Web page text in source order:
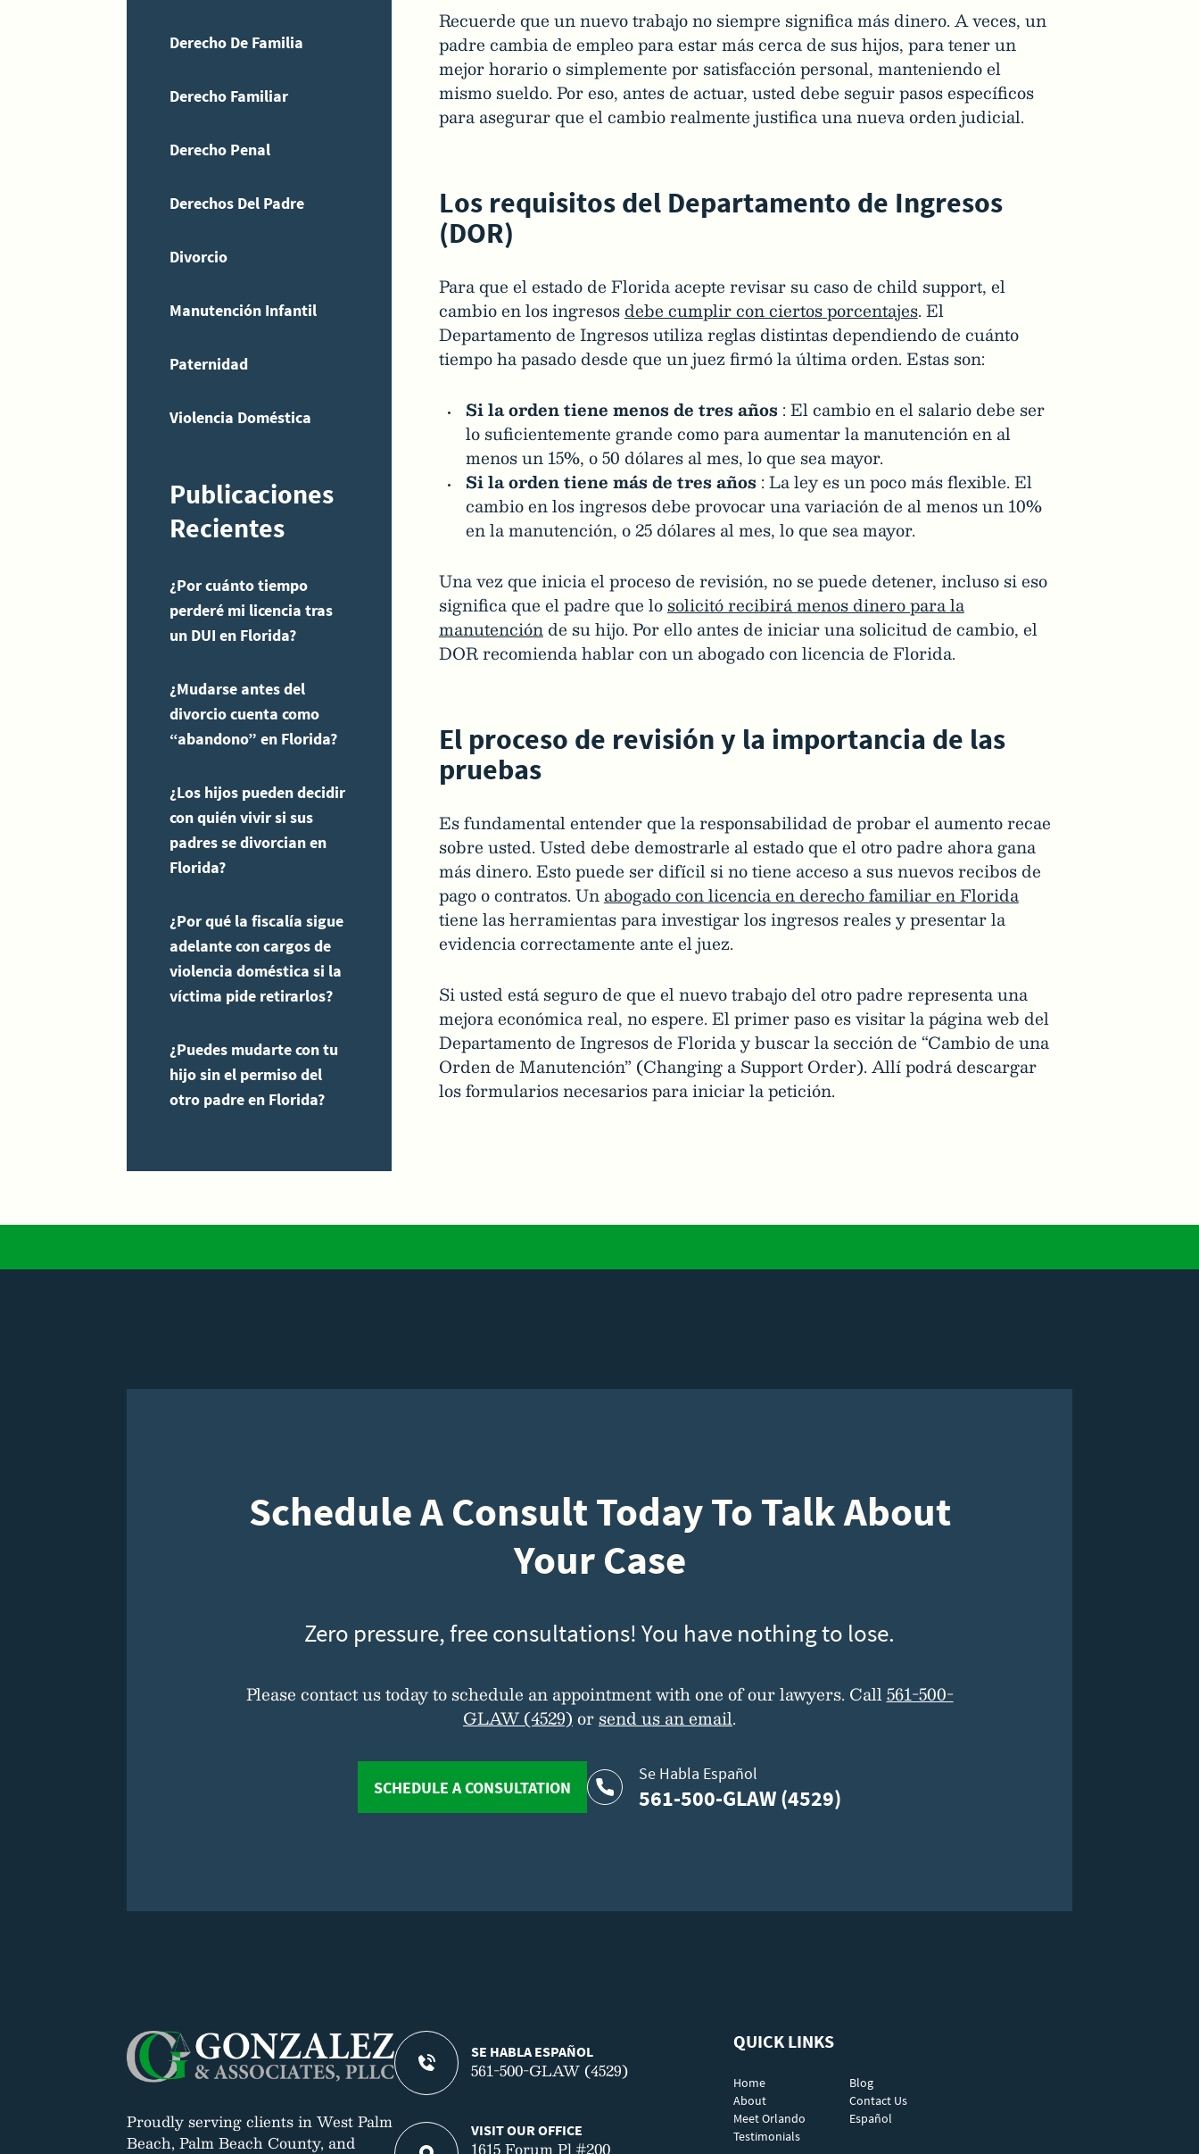
Derecho De Familia
Derecho Familiar
Derecho Penal
Derechos Del Padre
Divorcio
Manutención Infantil
Paternidad
Violencia Doméstica
Publicaciones
Recientes
¿Por cuánto tiempo
perderé mi licencia tras
un DUI en Florida?
¿Mudarse antes del
divorcio cuenta como
“abandono” en Florida?
¿Los hijos pueden decidir
con quién vivir si sus
padres se divorcian en
Florida?
¿Por qué la fiscalía sigue
adelante con cargos de
violencia doméstica si la
víctima pide retirarlos?
¿Puedes mudarte con tu
hijo sin el permiso del
otro padre en Florida?
Recuerde que un nuevo trabajo no siempre significa más dinero. A veces, un
padre cambia de empleo para estar más cerca de sus hijos, para tener un
mejor horario o simplemente por satisfacción personal, manteniendo el
mismo sueldo. Por eso, antes de actuar, usted debe seguir pasos específicos
para asegurar que el cambio realmente justifica una nueva orden judicial.
Los requisitos del Departamento de Ingresos
(DOR)
Para que el estado de Florida acepte revisar su caso de child support, el
cambio en los ingresosdebe cumplir con ciertos porcentajes. El
Departamento de Ingresos utiliza reglas distintas dependiendo de cuánto
tiempo ha pasado desde que un juez firmó la última orden. Estas son:
Si la orden tiene menos de tres años : El cambio en el salario debe ser
lo suficientemente grande como para aumentar la manutención en al
menos un 15%, o 50 dólares al mes, lo que sea mayor.
Si la orden tiene más de tres años : La ley es un poco más flexible. El
cambio en los ingresos debe provocar una variación de al menos un 10%
en la manutención, o 25 dólares al mes, lo que sea mayor.
Una vez que inicia el proceso de revisión, no se puede detener, incluso si eso
significa que el padre que losolicitó recibirá menos dinero para la
manutenciónde su hijo. Por ello antes de iniciar una solicitud de cambio, el
DOR recomienda hablar con un abogado con licencia de Florida.
El proceso de revisión y la importancia de las
pruebas
Es fundamental entender que la responsabilidad de probar el aumento recae
sobre usted. Usted debe demostrarle al estado que el otro padre ahora gana
más dinero. Esto puede ser difícil si no tiene acceso a sus nuevos recibos de
pago o contratos. Unabogado con licencia en derecho familiar en Florida
tiene las herramientas para investigar los ingresos reales y presentar la
evidencia correctamente ante el juez.
Si usted está seguro de que el nuevo trabajo del otro padre representa una
mejora económica real, no espere. El primer paso es visitar la página web del
Departamento de Ingresos de Florida y buscar la sección de “Cambio de una
Orden de Manutención” (Changing a Support Order). Allí podrá descargar
los formularios necesarios para iniciar la petición.
Schedule A Consult Today To Talk About
Your Case
Zero pressure, free consultations! You have nothing to lose.
Please contact us today to schedule an appointment with one of our lawyers. Call561-500-
GLAW (4529)orsend us an email.
SCHEDULE A CONSULTATION
Se Habla Español
561-500-GLAW (4529)
Proudly serving clients in West Palm
Beach, Palm Beach County, and
SE HABLA ESPAÑOL
561-500-GLAW (4529)
VISIT OUR OFFICE
1615 Forum Pl #200
QUICK LINKS
Home
About
Meet Orlando
Testimonials
Blog
Contact Us
Español